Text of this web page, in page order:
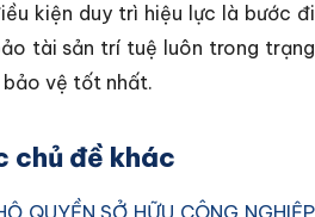
kiện duy trì hiệu lực là bước đi
tài sản trí tuệ luôn trong trạng
vệ tốt nhất.
chủ đề khác
QUYỀN SỞ HỮU CÔNG NGHIỆP